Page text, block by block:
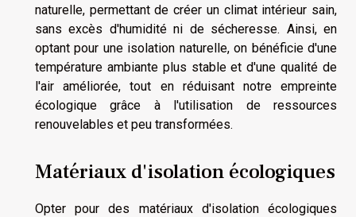
naturelle, permettant de créer un climat intérieur sain,
sans excès d'humidité ni de sécheresse. Ainsi, en
optant pour une isolation naturelle, on bénéficie d'une
température ambiante plus stable et d'une qualité de
l'air améliorée, tout en réduisant notre empreinte
écologique grâce à l'utilisation de ressources
renouvelables et peu transformées.
Matériaux d'isolation écologiques
Opter pour des matériaux d'isolation écologiques